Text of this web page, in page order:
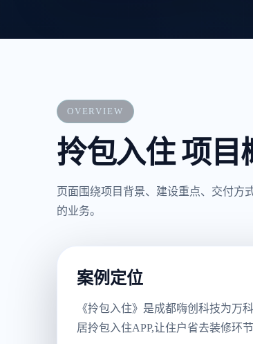
OVERVIEW
拎包入住 项目
页面围绕项目背景、建设重点、交付方
的业务。
案例定位
《拎包入住》是成都嗨创科技为万
居拎包入住APP,让住户省去装修环